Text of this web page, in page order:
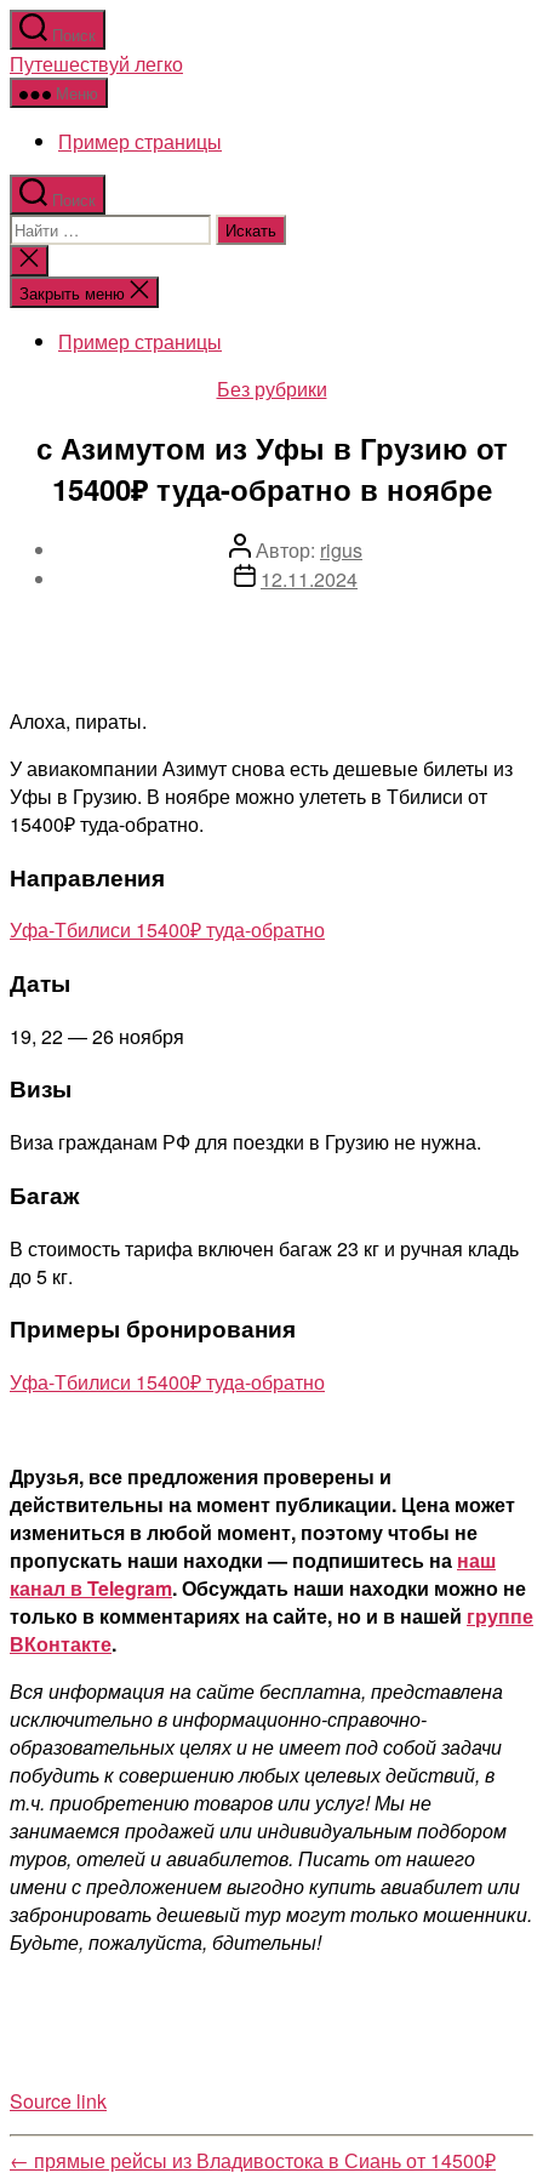
Перейти
к
содержимому
Поиск
Путешествуй легко
Меню
Пример страницы
Поиск
Поиск:
Закрыть
поиск
Закрыть меню
Пример страницы
Рубрики
Без рубрики
с Азимутом из Уфы в Грузию от
15400₽ туда-обратно в ноябре
Автор
записи
Автор: rigus
Дата12.11.2024
Алоха, пираты.
У авиакомпании Азимут снова есть дешевые билеты из
Уфы в Грузию. В ноябре можно улететь в Тбилиси от
15400₽ туда-обратно.
Направления
Уфа-Тбилиси 15400₽ туда-обратно
Даты
19, 22 — 26 ноября
Визы
Виза гражданам РФ для поездки в Грузию не нужна.
Багаж
В стоимость тарифа включен багаж 23 кг и ручная кладь
до 5 кг.
Примеры бронирования
Уфа-Тбилиси 15400₽ туда-обратно
Друзья, все предложения проверены и
действительны на момент публикации. Цена может
измениться в любой момент, поэтому чтобы не
пропускать наши находки — подпишитесь на наш
канал в Telegram. Обсуждать наши находки можно не
только в комментариях на сайте, но и в нашей группе
ВКонтакте.
Вся информация на сайте бесплатна, представлена
исключительно в информационно-справочно-
образовательных целях и не имеет под собой задачи
побудить к совершению любых целевых действий, в
т.ч. приобретению товаров или услуг! Мы не
занимаемся продажей или индивидуальным подбором
туров, отелей и авиабилетов. Писать от нашего
имени с предложением выгодно купить авиабилет или
забронировать дешевый тур могут только мошенники.
Будьте, пожалуйста, бдительны!
Source link
← прямые рейсы из Владивостока в Сиань от 14500₽